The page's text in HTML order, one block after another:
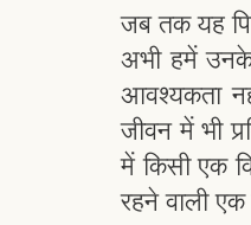
जब तक यह
अभी हमें उनके
आवश्यकता
जीवन में भी
में किसी एक
रहने वाली